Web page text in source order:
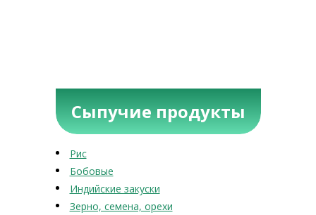
Сыпучие продукты
Рис
Бобовые
Индийские закуски
Зерно, семена, орехи